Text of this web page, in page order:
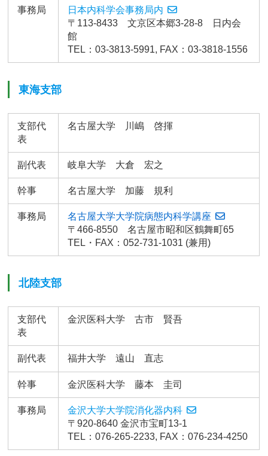
事務局
日本内科学会事務局内
〒113-8433 文京区本郷3-28-8 日内会
館
TEL：03-3813-5991, FAX：03-3818-1556
東海支部
支部代
表
名古屋大学 川嶋 啓揮
副代表 岐阜大学 大倉 宏之
幹事 名古屋大学 加藤 規利
事務局
名古屋大学大学院病態内科学講座
〒466-8550 名古屋市昭和区鶴舞町65
TEL・FAX：052-731-1031 (兼用)
北陸支部
支部代
表
金沢医科大学 古市 賢吾
副代表 福井大学 遠山 直志
幹事 金沢医科大学 藤本 圭司
事務局
金沢大学大学院消化器内科
〒920-8640 金沢市宝町13-1
TEL：076-265-2233, FAX：076-234-4250